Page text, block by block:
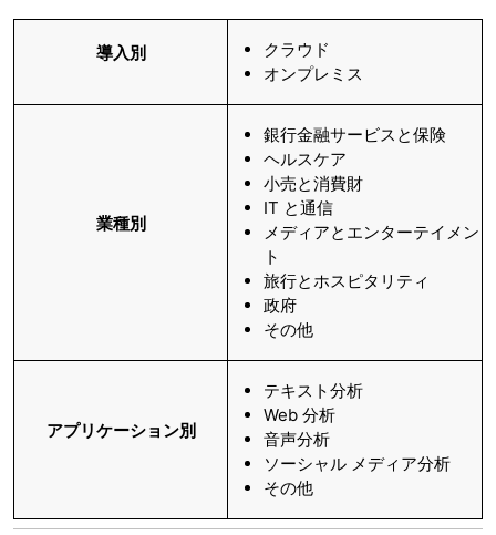
導入別
クラウド
オンプレミス
業種別
銀行金融サービスと保険
ヘルスケア
小売と消費財
IT と通信
メディアとエンターテイメン
ト
旅行とホスピタリティ
政府
その他
アプリケーション別
テキスト分析
Web 分析
音声分析
ソーシャル メディア分析
その他